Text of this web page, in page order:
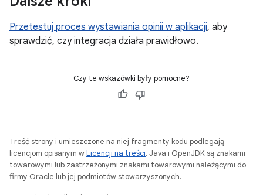
Przetestuj proces wystawiania opinii w aplikacji, aby
sprawdzić, czy integracja działa prawidłowo.
Czy te wskazówki były pomocne?
Treść strony i umieszczone na niej fragmenty kodu podlegają
licencjom opisanym wLicencji na treści. Java i OpenJDK są znakami
towarowymi lub zastrzeżonymi znakami towarowymi należącymi do
firmy Oracle lub jej podmiotów stowarzyszonych.